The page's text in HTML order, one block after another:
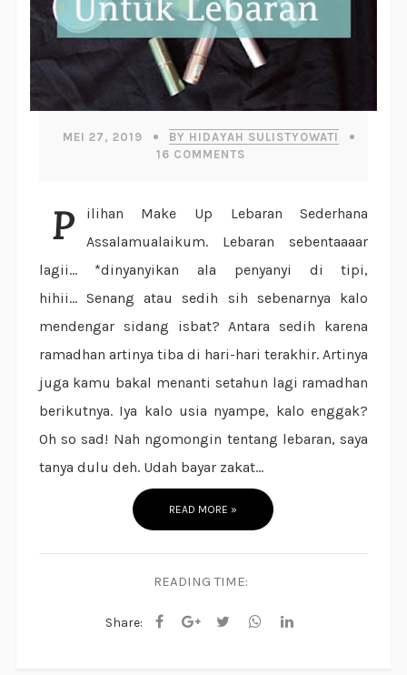
MEI 27, 2019
BY HIDAYAH SULISTYOWATI
16 COMMENTS
Pilihan Make Up Lebaran Sederhana
Assalamualaikum. Lebaran sebentaaaar
lagii... *dinyanyikan ala penyanyi di tipi,
hihii... Senang atau sedih sih sebenarnya kalo
mendengar sidang isbat? Antara sedih karena
ramadhan artinya tiba di hari-hari terakhir. Artinya
juga kamu bakal menanti setahun lagi ramadhan
berikutnya. Iya kalo usia nyampe, kalo enggak?
Oh so sad! Nah ngomongin tentang lebaran, saya
tanya dulu deh. Udah bayar zakat...
READ MORE »
READING TIME:
Share: